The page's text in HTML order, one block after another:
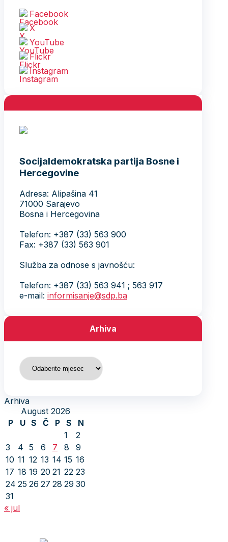
Facebook
X
YouTube
Flickr
Instagram
Socijaldemokratska partija Bosne i
Hercegovine
Adresa: Alipašina 41
71000 Sarajevo
Bosna i Hercegovina
Telefon: +387 (33) 563 900
Fax: +387 (33) 563 901
Služba za odnose s javnošću:
Telefon: +387 (33) 563 941 ; 563 917
e-mail: informisanje@sdp.ba
Arhiva
Arhiva
Arhiva
August 2026
P
U S Č P S
N
1
2
3
4 5 6 7 8
9
10 11 12 13 14 15 16
17 18 19 20 21 22 23
24 25 26 27 28 29 30
31
« jul